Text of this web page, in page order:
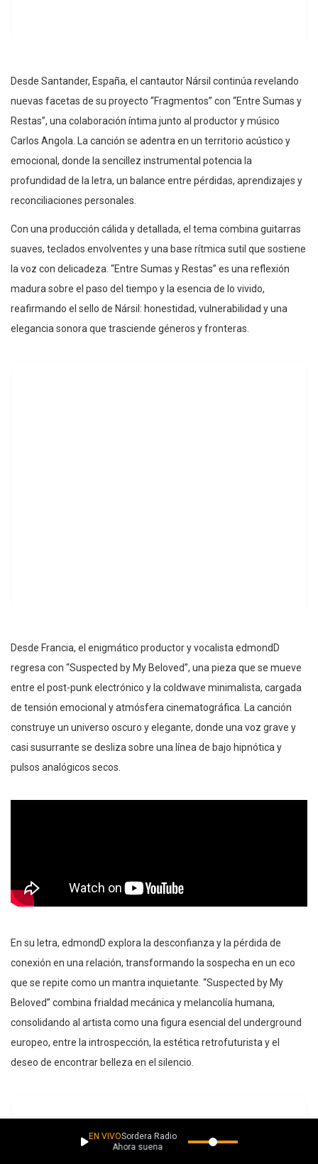
Desde Santander, España, el cantautor Nársil continúa revelando
nuevas facetas de su proyecto “Fragmentos” con “Entre Sumas y
Restas”, una colaboración íntima junto al productor y músico
Carlos Angola. La canción se adentra en un territorio acústico y
emocional, donde la sencillez instrumental potencia la
profundidad de la letra, un balance entre pérdidas, aprendizajes y
reconciliaciones personales.
Con una producción cálida y detallada, el tema combina guitarras
suaves, teclados envolventes y una base rítmica sutil que sostiene
la voz con delicadeza. “Entre Sumas y Restas” es una reflexión
madura sobre el paso del tiempo y la esencia de lo vivido,
reafirmando el sello de Nársil: honestidad, vulnerabilidad y una
elegancia sonora que trasciende géneros y fronteras.
Desde Francia, el enigmático productor y vocalista edmondD
regresa con “Suspected by My Beloved”, una pieza que se mueve
entre el post-punk electrónico y la coldwave minimalista, cargada
de tensión emocional y atmósfera cinematográfica. La canción
construye un universo oscuro y elegante, donde una voz grave y
casi susurrante se desliza sobre una línea de bajo hipnótica y
pulsos analógicos secos.
En su letra, edmondD explora la desconfianza y la pérdida de
conexión en una relación, transformando la sospecha en un eco
que se repite como un mantra inquietante. “Suspected by My
Beloved” combina frialdad mecánica y melancolía humana,
consolidando al artista como una figura esencial del underground
europeo, entre la introspección, la estética retrofuturista y el
deseo de encontrar belleza en el silencio.
EN VIVOSordera Radio
Ahora suena